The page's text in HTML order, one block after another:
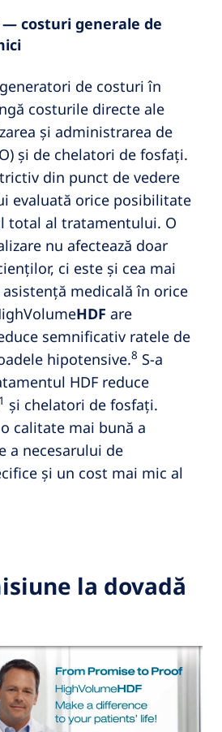
— costuri generale de
de costuri în
costurile directe ale
și administrarea de
și de chelatori de fosfați.
din punct de vedere
evaluată orice posibilitate
total al tratamentului. O
nu afectează doar
ci este și cea mai
medicală în orice
HDF are
semnificativ ratele de
hipotensive.8 S-a
HDF reduce
1 și chelatori de fosfați.
calitate mai bună a
a necesarului de
și un cost mai mic al
la dovadă